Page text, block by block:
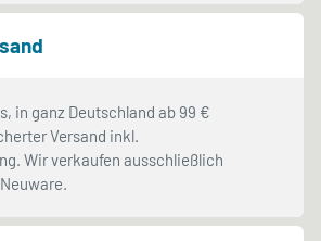
in ganz Deutschland ab 99 €
Versand inkl.
Wir verkaufen ausschließlich